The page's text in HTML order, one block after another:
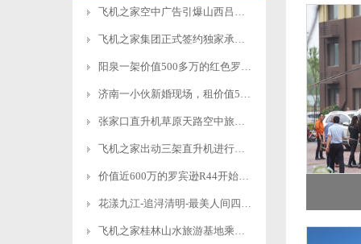
飞机之家空中广告引爆山西吕梁中阳县上空
飞机之家集团正式签约独家承包运营新疆玉其塔什景区，打造低空旅游新标杆！
阳泉一架价值500多万的红色罗宾逊直升机开展静展活动
济南一小伙新婚现场，租价值500多万的直升机助阵
张家口直升机草原天路空中旅游正式开启
飞机之家出动三架直升机进行大地区农喷作业
价值近600万的罗宾逊R44开始空中飞播造林
花漾九江-追浔清明-最美人间四月天-去庐山西海踏青去
飞机之家桂林山水旅游基地乘坐直升飞机俯瞰看桂林山水你值得拥有